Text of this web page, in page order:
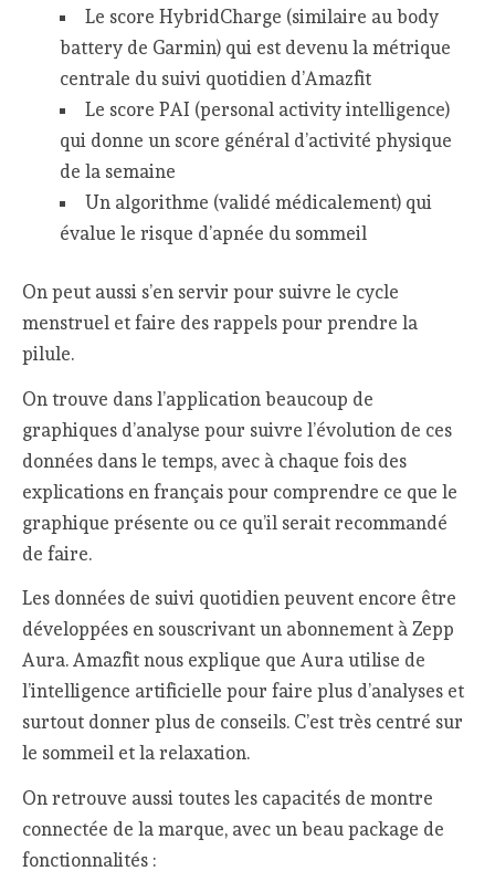
Le score HybridCharge (similaire au body
battery de Garmin) qui est devenu la métrique
centrale du suivi quotidien d’Amazfit
Le score PAI (personal activity intelligence)
qui donne un score général d’activité physique
de la semaine
Un algorithme (validé médicalement) qui
évalue le risque d’apnée du sommeil
On peut aussi s’en servir pour suivre le cycle
menstruel et faire des rappels pour prendre la
pilule.
On trouve dans l’application beaucoup de
graphiques d’analyse pour suivre l’évolution de ces
données dans le temps, avec à chaque fois des
explications en français pour comprendre ce que le
graphique présente ou ce qu’il serait recommandé
de faire.
Les données de suivi quotidien peuvent encore être
développées en souscrivant un abonnement à Zepp
Aura. Amazfit nous explique que Aura utilise de
l’intelligence artificielle pour faire plus d’analyses et
surtout donner plus de conseils. C’est très centré sur
le sommeil et la relaxation.
On retrouve aussi toutes les capacités de montre
connectée de la marque, avec un beau package de
fonctionnalités :